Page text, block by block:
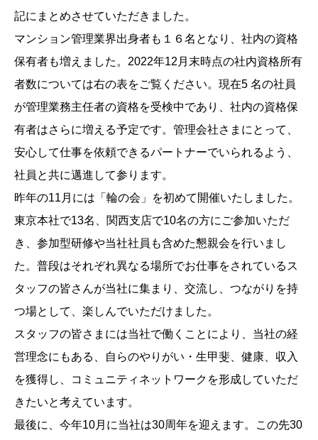
記にまとめさせていただきました。
マンション管理業界出身者も１６名となり、社内の資格
保有者も増えました。2022年12月末時点の社内資格所有
者数については右の表をご覧ください。現在5 名の社員
が管理業務主任者の資格を受検中であり、社内の資格保
有者はさらに増える予定です。管理会社さまにとって、
安心して仕事を依頼できるパートナーでいられるよう、
社員と共に邁進して参ります。
昨年の11月には「輪の会」を初めて開催いたしました。
東京本社で13名、関西支店で10名の方にご参加いただ
き、参加型研修や当社社員も含めた懇親会を行いまし
た。普段はそれぞれ異なる場所でお仕事をされているス
タッフの皆さんが当社に集まり、交流し、つながりを持
つ場として、楽しんでいただけました。
スタッフの皆さまには当社で働くことにより、当社の経
営理念にもある、自らのやりがい・生甲斐、健康、収入
を獲得し、コミュニティネットワークを形成していただ
きたいと考えています。
最後に、今年10月に当社は30周年を迎えます。この先30